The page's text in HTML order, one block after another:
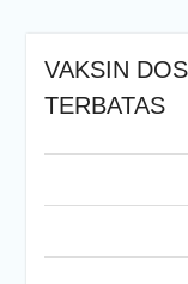
VAKSIN
TERBATAS